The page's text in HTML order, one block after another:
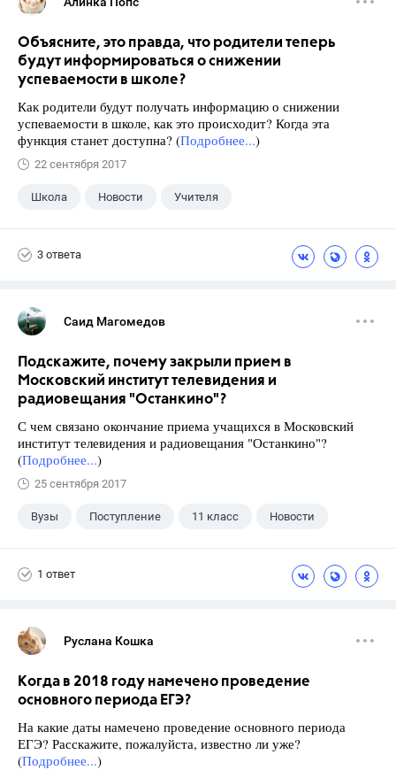
Объясните, это правда, что родители теперь
будут информироваться о снижении
успеваемости в школе?
Как родители будут получать информацию о снижении
успеваемости в школе, как это происходит? Когда эта
функция станет доступна? (Подробнее...)
22 сентября 2017
Школа Новости Учителя
3 ответа
Саид Магомедов
Подскажите, почему закрыли прием в
Московский институт телевидения и
радиовещания "Останкино"?
С чем связано окончание приема учащихся в Московский
институт телевидения и радиовещания "Останкино"?
(Подробнее...)
25 сентября 2017
Вузы Поступление 11 класс Новости
1 ответ
Руслана Кошка
Когда в 2018 году намечено проведение
основного периода ЕГЭ?
На какие даты намечено проведение основного периода
ЕГЭ? Расскажите, пожалуйста, известно ли уже?
(Подробнее...)